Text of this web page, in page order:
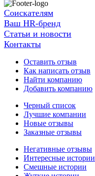
Соискателям
Ваш HR-бренд
Статьи и новости
Контакты
Оставить отзыв
Как написать отзыв
Найти компанию
Добавить компанию
Черный список
Лучшие компании
Новые отзывы
Заказные отзывы
Негативные отзывы
Интересные истории
Смешные истории